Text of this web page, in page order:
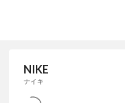
NIKE
ナイキ